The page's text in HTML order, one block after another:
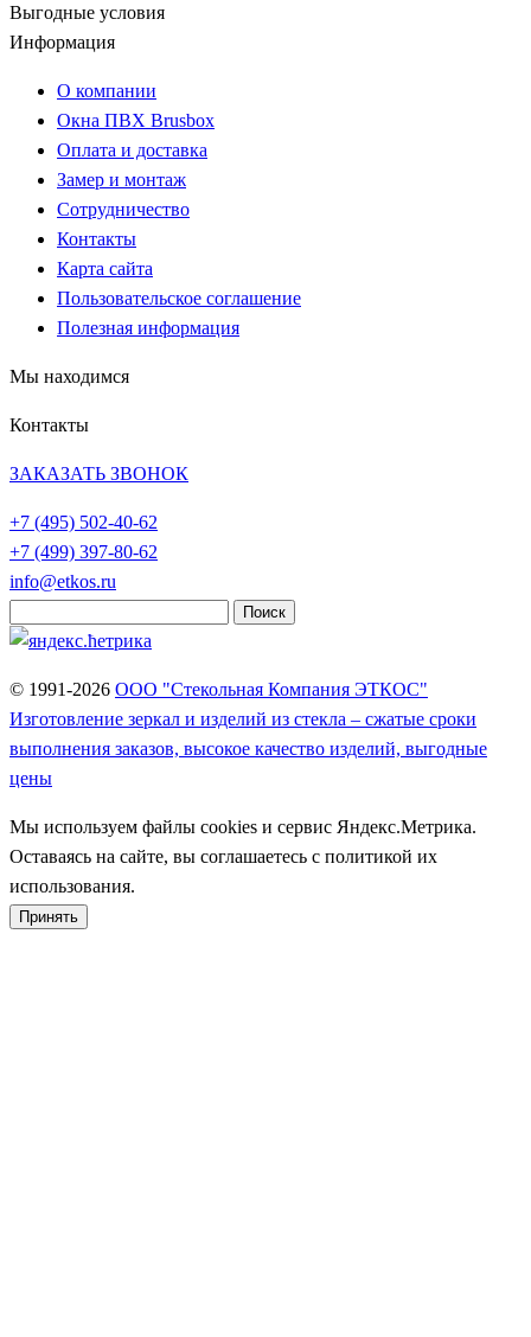
Выгодные условия
Информация
О компании
Окна ПВХ Brusbox
Оплата и доставка
Замер и монтаж
Сотрудничество
Контакты
Карта сайта
Пользовательское соглашение
Полезная информация
Мы находимся
Контакты
ЗАКАЗАТЬ ЗВОНОК
+7 (495) 502-40-62
+7 (499) 397-80-62
info@etkos.ru
© 1991-2026 ООО "Стекольная Компания ЭТКОС"
Изготовление зеркал и изделий из стекла – сжатые сроки
выполнения заказов, высокое качество изделий, выгодные
цены
Мы используем файлы cookies и сервис Яндекс.Метрика.
Оставаясь на сайте, вы соглашаетесь с политикой их
использования.
Принять